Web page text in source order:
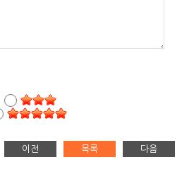
이전 목록 다음